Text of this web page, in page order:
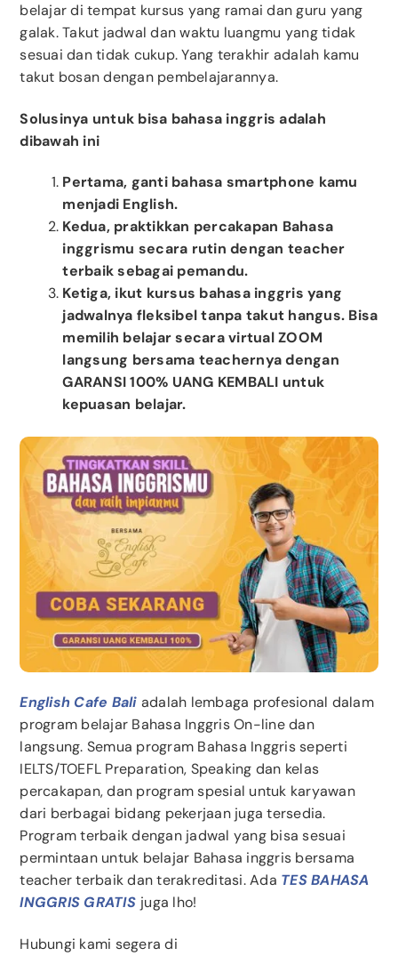
belajar di tempat kursus yang ramai dan guru yang
galak. Takut jadwal dan waktu luangmu yang tidak
sesuai dan tidak cukup. Yang terakhir adalah kamu
takut bosan dengan pembelajarannya.
Solusinya untuk bisa bahasa inggris adalah
dibawah ini
Pertama, ganti bahasa smartphone kamu
menjadi English.
Kedua, praktikkan percakapan Bahasa
inggrismu secara rutin dengan teacher
terbaik sebagai pemandu.
Ketiga, ikut kursus bahasa inggris yang
jadwalnya fleksibel tanpa takut hangus. Bisa
memilih belajar secara virtual ZOOM
langsung bersama teachernya dengan
GARANSI 100% UANG KEMBALI untuk
kepuasan belajar.
English Cafe Bali adalah lembaga profesional dalam
program belajar Bahasa Inggris On-line dan
langsung. Semua program Bahasa Inggris seperti
IELTS/TOEFL Preparation, Speaking dan kelas
percakapan, dan program spesial untuk karyawan
dari berbagai bidang pekerjaan juga tersedia.
Program terbaik dengan jadwal yang bisa sesuai
permintaan untuk belajar Bahasa inggris bersama
teacher terbaik dan terakreditasi. Ada TES BAHASA
INGGRIS GRATIS juga lho!
Hubungi kami segera di